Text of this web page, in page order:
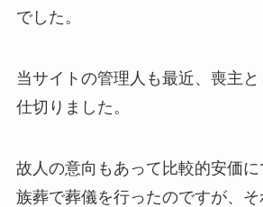
でした。
当サイトの管理人も最近、喪主と
仕切りました。
故人の意向もあって比較的安価
族葬で葬儀を行ったのですが、